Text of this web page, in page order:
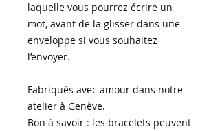
laquelle vous pourrez écrire un
mot, avant de la glisser dans une
enveloppe si vous souhaitez
l’envoyer.
Fabriqués avec amour dans notre
atelier à Genève.
Bon à savoir : les bracelets peuvent